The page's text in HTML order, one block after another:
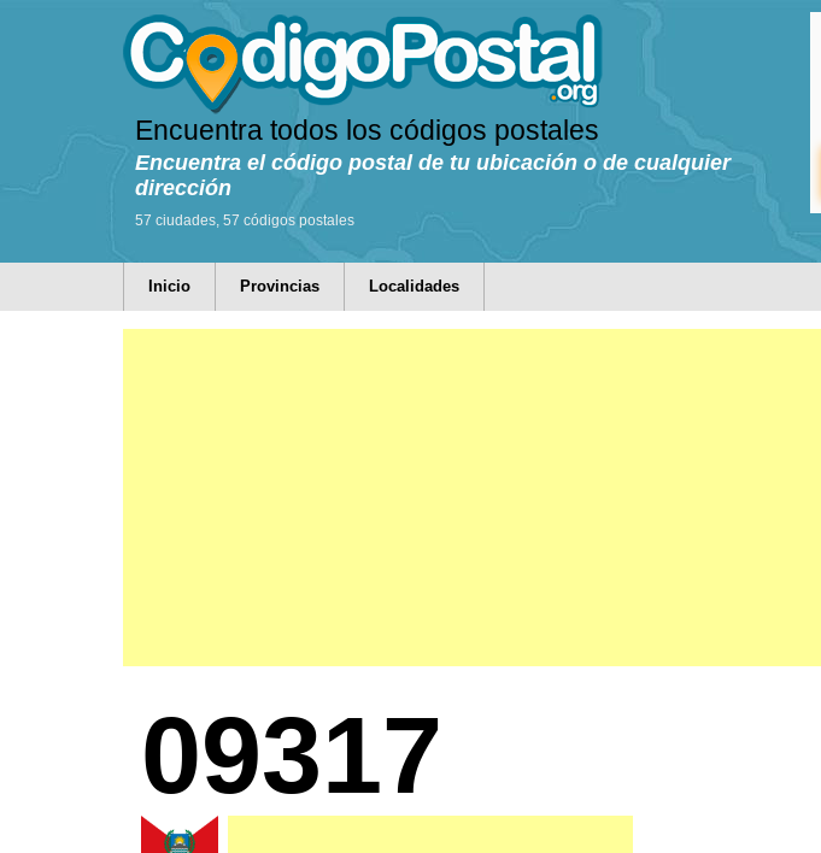
Encuentra todos los códigos postales
Encuentra el código postal de tu ubicación o de cualquier
dirección
57 ciudades, 57 códigos postales
Inicio Provincias Localidades
09317